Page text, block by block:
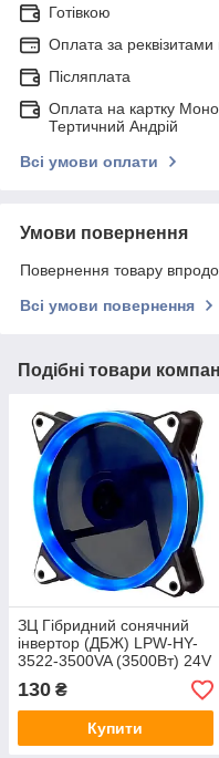
Готівкою
Оплата за
Післяплата
Оплата на картку
Тертичний Андрій
Всі умови оплати
Умови повернення
Повернення товару
Всі умови повернення
Подібні товари
ЗЦ Гібридний сонячний
інвертор (ДБЖ) LPW-HY-
3522-3500VA (3500Вт) 24V
100A MPPT 120-450V
130 ₴
Купити